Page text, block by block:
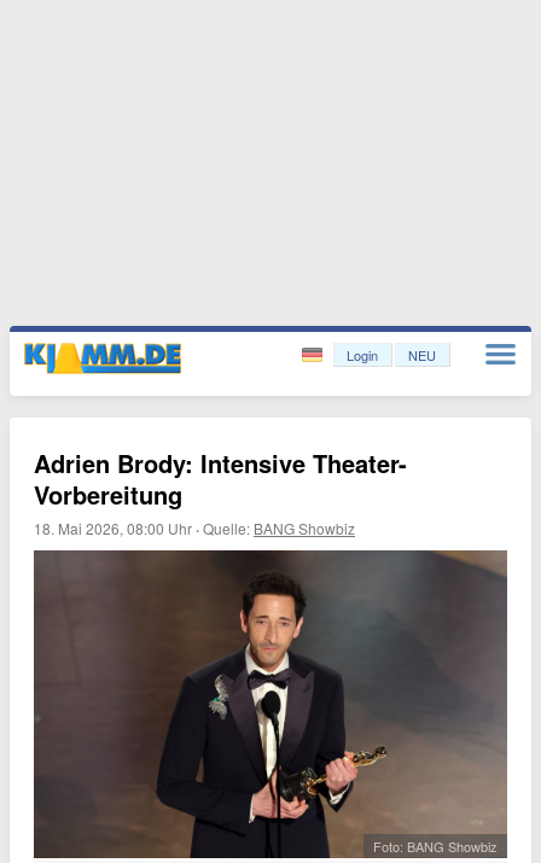
Login NEU
Adrien Brody: Intensive Theater-
Vorbereitung
18. Mai 2026, 08:00 Uhr ·Quelle: BANG Showbiz
Foto: BANG Showbiz